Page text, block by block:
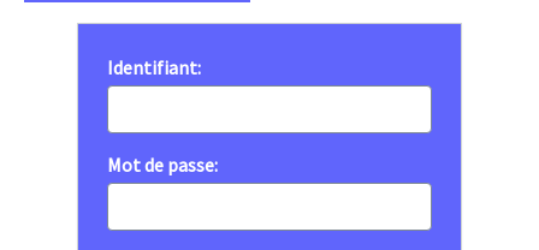
Identifiant:
Mot de passe: